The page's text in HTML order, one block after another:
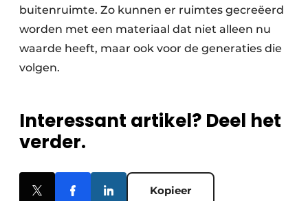
buitenruimte. Zo kunnen er ruimtes gecreëerd
worden met een materiaal dat niet alleen nu
waarde heeft, maar ook voor de generaties die
volgen.
Interessant artikel? Deel het
verder.
Kopieer